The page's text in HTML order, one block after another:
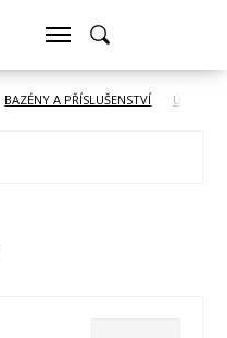
BAZÉNY A PŘÍSLUŠENSTVÍ Údržba